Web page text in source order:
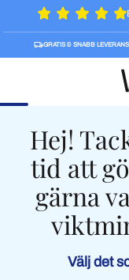
GRATIS & SNABB LEVERANS
Hej!
tid att
gärna
Välj det